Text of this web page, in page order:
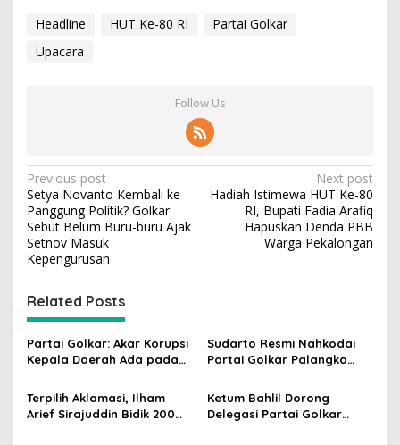
Headline HUT Ke-80 RI
Partai Golkar
Upacara
Follow Us
P
o
s
t
a
v
i
a
Previous post
Setya Novanto Kembali ke
Panggung Politik? Golkar
Sebut Belum Buru-buru Ajak
Setnov Masuk
Kepengurusan
Next post
Hadiah Istimewa HUT Ke-80
RI, Bupati Fadia Arafiq
Hapuskan Denda PBB
Warga Pekalongan
Related Posts
Partai Golkar: Akar Korupsi
Kepala Daerah Ada pada
Pilkada
Sudarto Resmi Nahkodai
Partai Golkar Palangka
Semakin Solid dan
Dipercaya Rakyat
Terpilih Aklamasi, Ilham
Arief Sirajuddin Bidik 200
Ketum Bahlil Dorong
Delegasi Partai Golkar